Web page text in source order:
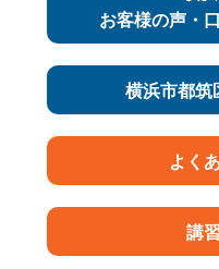
お客様の声・
横浜市都筑
よく
講